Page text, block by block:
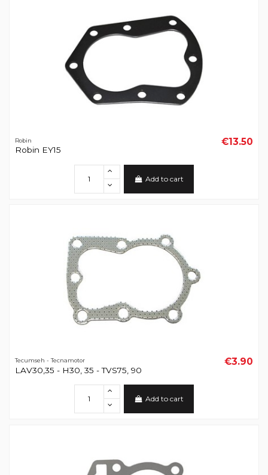
Robin
Robin EY15
€13.50
Add to cart
Tecumseh - Tecnamotor
LAV30,35 - H30, 35 - TVS75, 90
€3.90
Add to cart